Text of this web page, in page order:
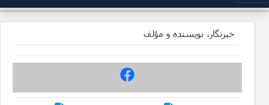
خبرنگار، نویسنده و مؤلف